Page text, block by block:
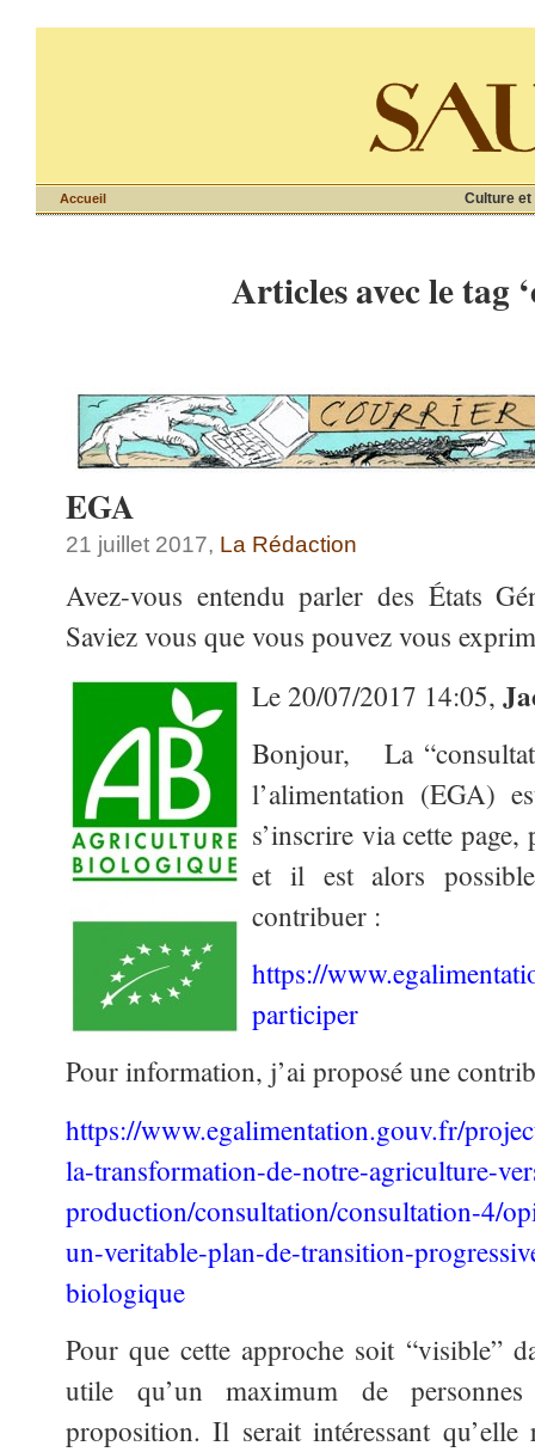
Culture et
Accueil
Articles avec le tag
EGA
21 juillet 2017, La Rédaction
Avez-vous entendu parler des États
Saviez vous que vous pouvez vous
Le 20/07/2017 14:05,
Bonjour, La
l’alimentation (EGA)
s’inscrire via cette
et il est alors
contribuer :
https://
participer
Pour information, j’ai proposé une
https://www.egalimentation.gouv.fr/
la-transformation-de-notre-agriculture-
production/consultation/consultation-4/
un-veritable-plan-de-transition-
biologique
Pour que cette approche soit “visible”
utile qu’un maximum de
proposition. Il serait intéressant qu’elle